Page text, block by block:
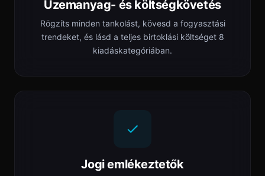
Üzemanyag- és költségkövetés
Rögzíts minden tankolást, kövesd a fogyasztási
trendeket, és lásd a teljes birtoklási költséget 8
kiadáskategóriában.
Jogi emlékeztetők